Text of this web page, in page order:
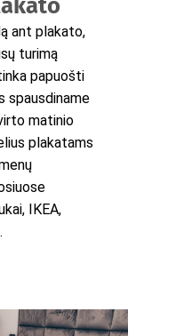
ant plakato,
turimą
papuošti
spausdiname
matinio
plakatams
IKEA,